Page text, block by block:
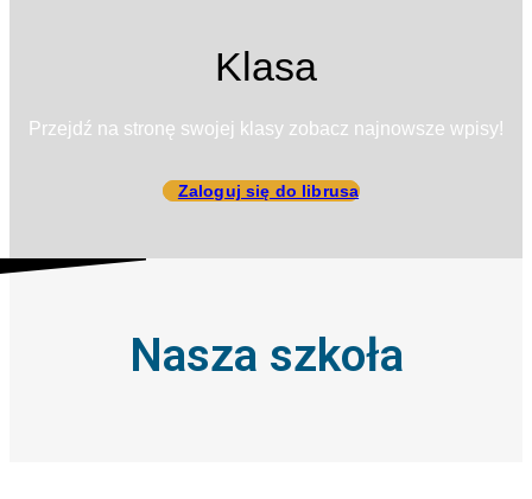
Klasa
Przejdź na stronę swojej klasy zobacz najnowsze wpisy!
Zaloguj się do librusa
Nasza szkoła